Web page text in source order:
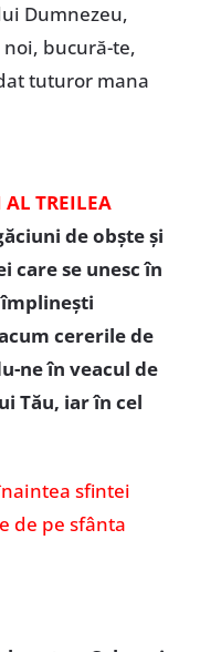
Dumnezeu,
bucură-te,
tuturor mana
TREILEA
de obşte şi
care se unesc în
împlineşti
cererile de
ne în veacul de
Tău, iar în cel
sfintei
de pe sfânta